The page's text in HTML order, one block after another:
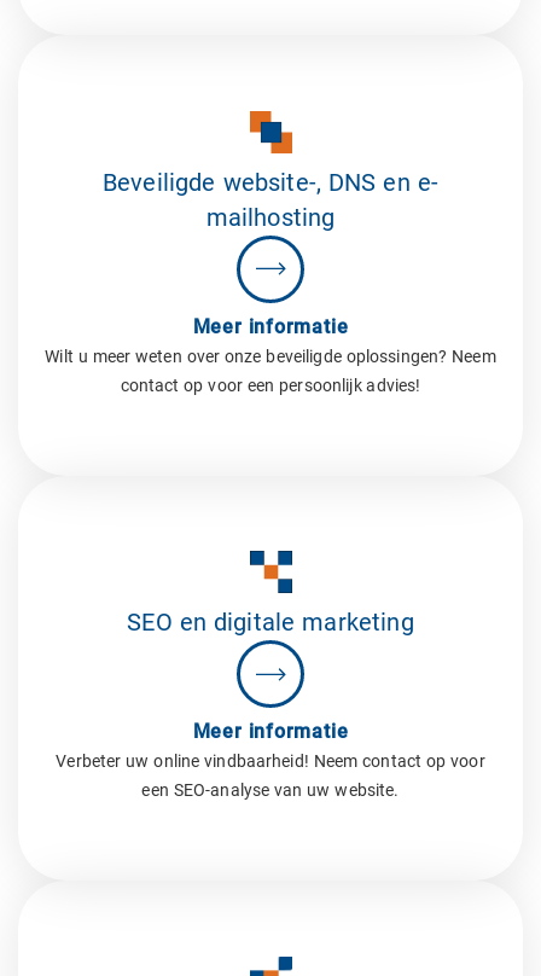
Beveiligde website-, DNS en e-
mailhosting
Meer informatie
Wilt u meer weten over onze beveiligde oplossingen? Neem
contact op voor een persoonlijk advies!
SEO en digitale marketing
Meer informatie
Verbeter uw online vindbaarheid! Neem contact op voor
een SEO-analyse van uw website.